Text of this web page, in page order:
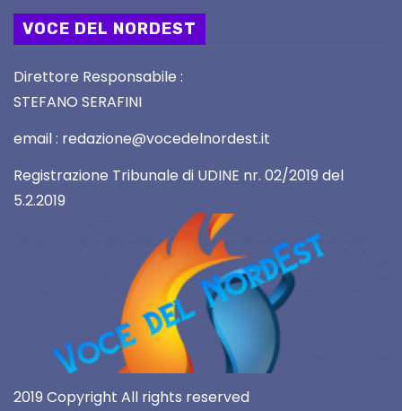
VOCE DEL NORDEST
Direttore Responsabile :
STEFANO SERAFINI
email : redazione@vocedelnordest.it
Registrazione Tribunale di UDINE nr. 02/2019 del
5.2.2019
2019 Copyright All rights reserved